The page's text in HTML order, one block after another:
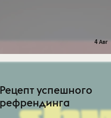
4 Авг
Рецепт успешного
рефрендинга